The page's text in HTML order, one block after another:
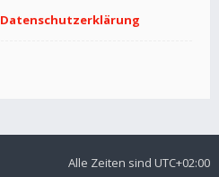
Datenschutzerklärung
Alle Zeiten sind UTC+02:00